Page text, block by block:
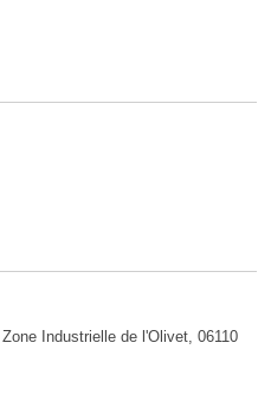
Industrielle de l'Olivet, 06110